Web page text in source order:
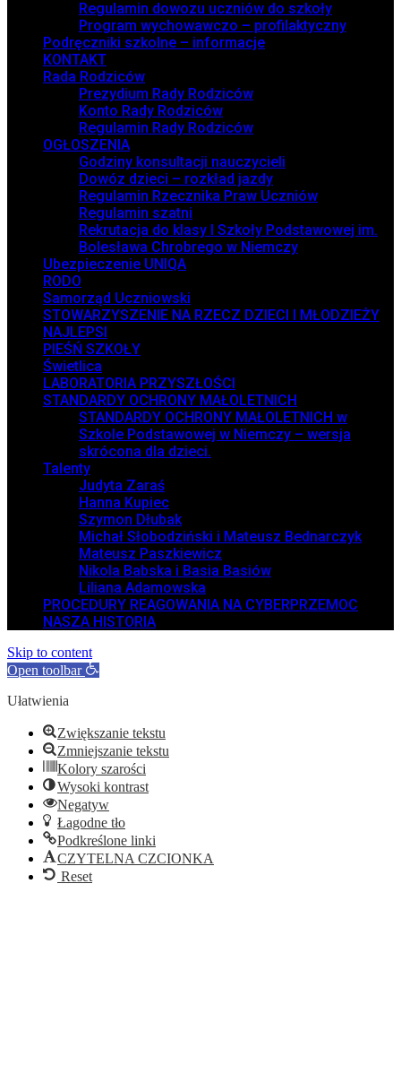
Regulamin dowozu uczniów do szkoły
Program wychowawczo – profilaktyczny
Podręczniki szkolne – informacje
KONTAKT
Rada Rodziców
Prezydium Rady Rodziców
Konto Rady Rodziców
Regulamin Rady Rodziców
OGŁOSZENIA
Godziny konsultacji nauczycieli
Dowóz dzieci – rozkład jazdy
Regulamin Rzecznika Praw Uczniów
Regulamin szatni
Rekrutacja do klasy I Szkoły Podstawowej im.
Bolesława Chrobrego w Niemczy
Ubezpieczenie UNIQA
RODO
Samorząd Uczniowski
STOWARZYSZENIE NA RZECZ DZIECI I MŁODZIEŻY
NAJLEPSI
PIEŚŃ SZKOŁY
Świetlica
LABORATORIA PRZYSZŁOŚCI
STANDARDY OCHRONY MAŁOLETNICH
STANDARDY OCHRONY MAŁOLETNICH w
Szkole Podstawowej w Niemczy – wersja
skrócona dla dzieci.
Talenty
Judyta Zaraś
Hanna Kupiec
Szymon Dłubak
Michał Słobodziński i Mateusz Bednarczyk
Mateusz Paszkiewicz
Nikola Babska i Basia Basiów
Liliana Adamowska
PROCEDURY REAGOWANIA NA CYBERPRZEMOC
NASZA HISTORIA
Skip to content
Open toolbar
Ułatwienia
Zwiększanie tekstu
Zmniejszanie tekstu
Kolory szarości
Wysoki kontrast
Negatyw
Łagodne tło
Podkreślone linki
CZYTELNA CZCIONKA
Reset